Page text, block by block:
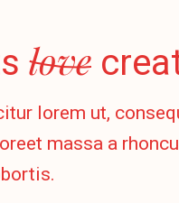
love
lorem ut,
massa a